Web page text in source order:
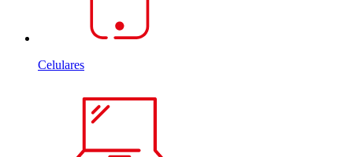
Celulares